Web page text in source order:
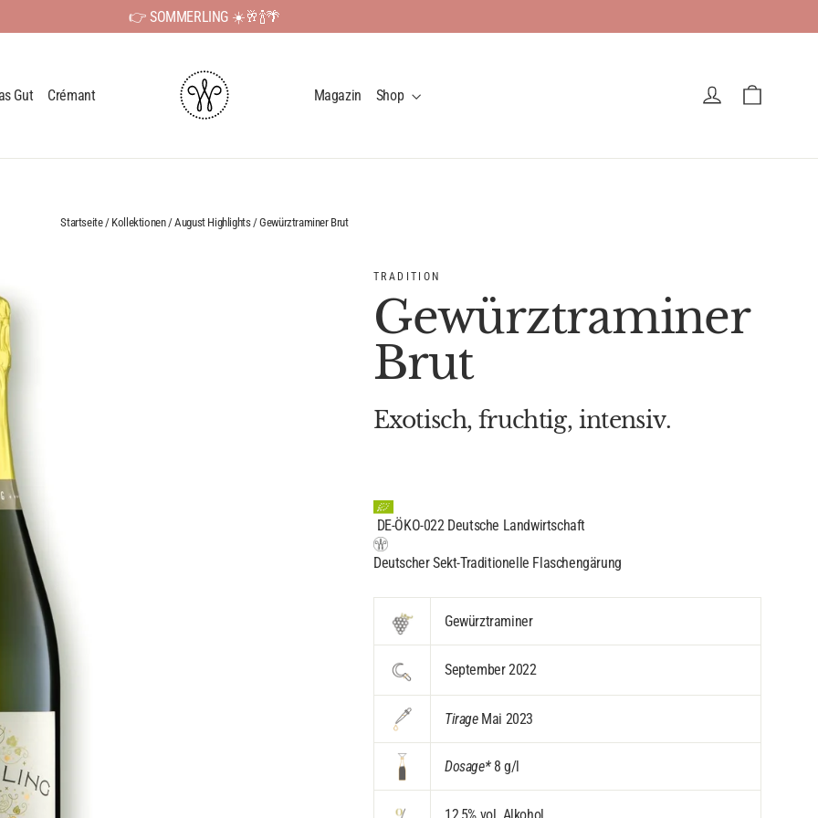
👉 SOMMERLING ☀️🥂🍾🌴
Gut Crémant Magazin Shop Einloggen
Startseite/ Kollektionen/August Highlights/Gewürztraminer Brut
TRADITION
Gewürztraminer
Brut
Exotisch, fruchtig, intensiv.
DE-ÖKO-022 Deutsche Landwirtschaft
Deutscher Sekt-Traditionelle Flaschengärung
Gewürztraminer
September 2022
TirageMai 2023
Dosage*8 g/l